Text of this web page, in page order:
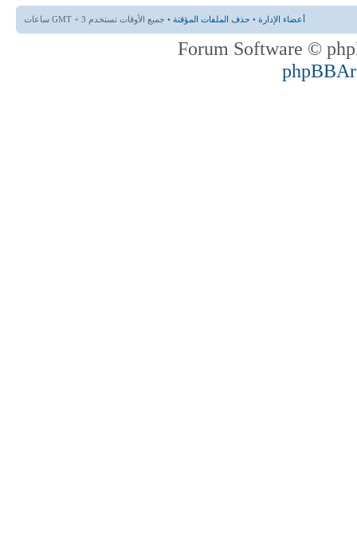
أعضاء الإدارة • حذف الملفات المؤقتة • جميع الأوقات تستخدم GMT + 3 ساعات